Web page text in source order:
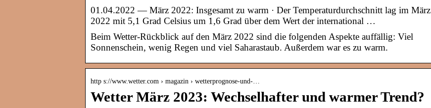
01.04.2022 — März 2022: Insgesamt zu warm · Der Temperaturdurchschnitt lag im März
2022 mit 5,1 Grad Celsius um 1,6 Grad über dem Wert der international …
Beim Wetter-Rückblick auf den März 2022 sind die folgenden Aspekte auffällig: Viel
Sonnenschein, wenig Regen und viel Saharastaub. Außerdem war es zu warm.
http s://www.wetter.com › magazin › wetterprognose-und-…
Wetter März 2023: Wechselhafter und warmer Trend?